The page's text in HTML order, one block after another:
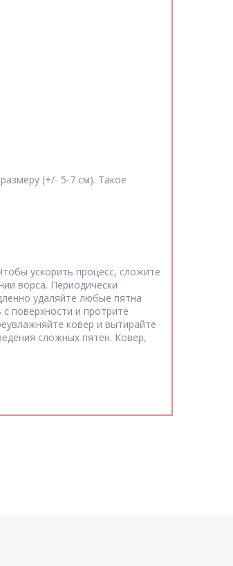
(+/- 5-7 см). Такое
ускорить процесс, сложите
ворса. Периодически
удаляйте любые пятна
поверхности и протрите
ковер и вытирайте
сложных пятен. Ковер,